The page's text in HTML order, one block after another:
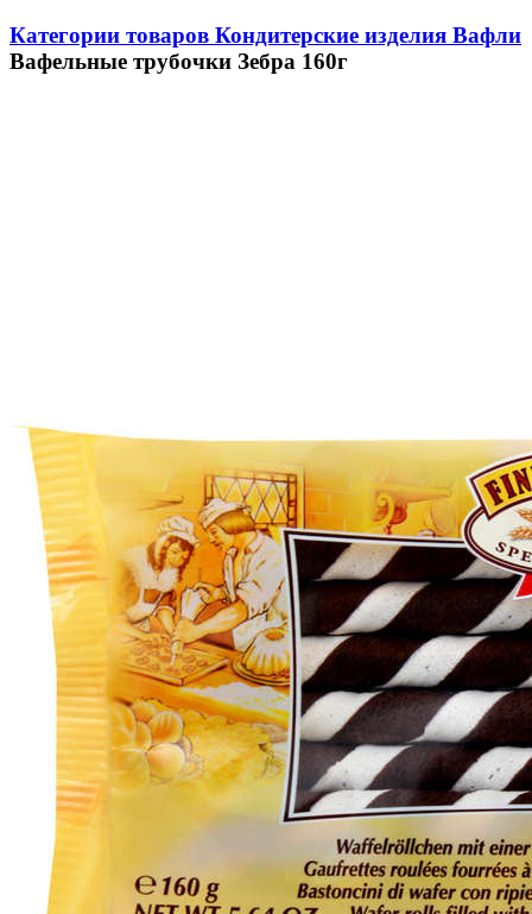
Категории товаров Кондитерские изделия Вафли
Вафельные трубочки Зебра 160г